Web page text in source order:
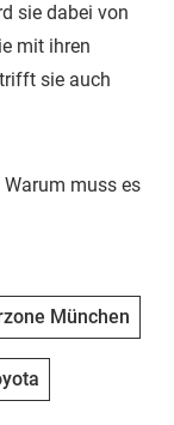
sie dabei von
mit ihren
sie auch
muss es
München